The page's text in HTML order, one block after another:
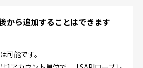
から追加することはできます
可能です。